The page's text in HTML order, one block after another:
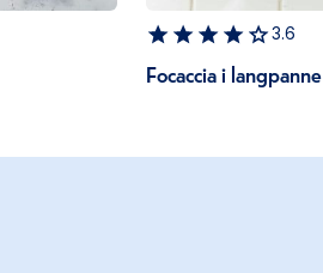
3.6
Focaccia i langpanne